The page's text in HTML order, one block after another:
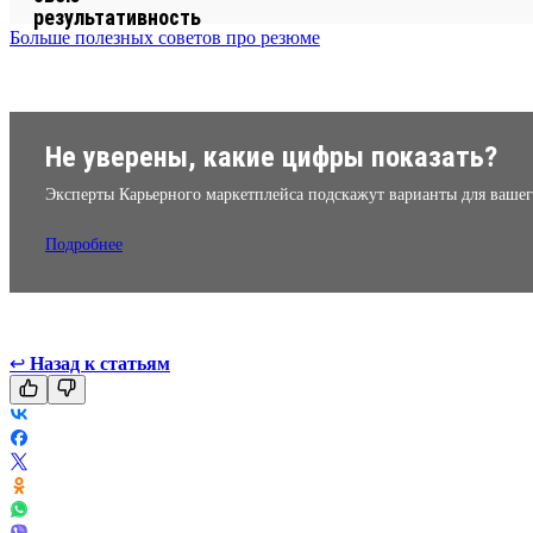
Больше полезных советов про резюме
Не уверены, какие цифры показать?
Эксперты Карьерного маркетплейса подскажут варианты для
Подробнее
↩ Назад к статьям